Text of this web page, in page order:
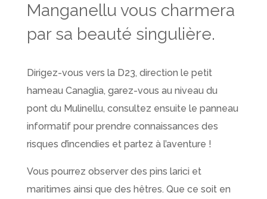
Manganellu vous charmera
par sa beauté singulière.
Dirigez-vous vers la D23, direction le petit
hameau Canaglia, garez-vous au niveau du
pont du Mulinellu, consultez ensuite le panneau
informatif pour prendre connaissances des
risques d’incendies et partez à l’aventure !
Vous pourrez observer des pins larici et
maritimes ainsi que des hêtres. Que ce soit en